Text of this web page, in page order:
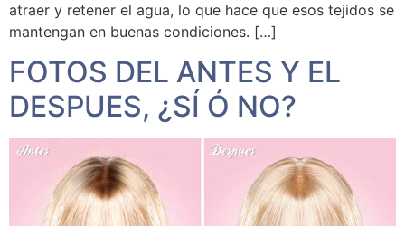
atraer y retener el agua, lo que hace que esos tejidos se
mantengan en buenas condiciones. […]
FOTOS DEL ANTES Y EL
DESPUES, ¿SÍ Ó NO?